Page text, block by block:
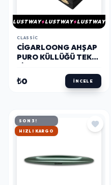
LUSTWAY LUSTWAY LUSTWAY
CLASSIC
CIGARLOONG AHŞAP
PURO KÜLLÜĞÜ TEKLI
₺0 İNCELE
SON 3!
HIZLI KARGO